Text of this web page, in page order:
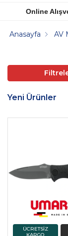
Online
Anasayfa AV
Yeni Ürünler